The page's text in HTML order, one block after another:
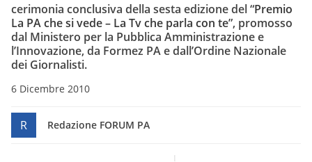
cerimonia conclusiva della sesta edizione del “Premio
La PA che si vede – La Tv che parla con te”, promosso
dal Ministero per la Pubblica Amministrazione e
l’Innovazione, da Formez PA e dall’Ordine Nazionale
dei Giornalisti.
6 Dicembre 2010
R Redazione FORUM PA